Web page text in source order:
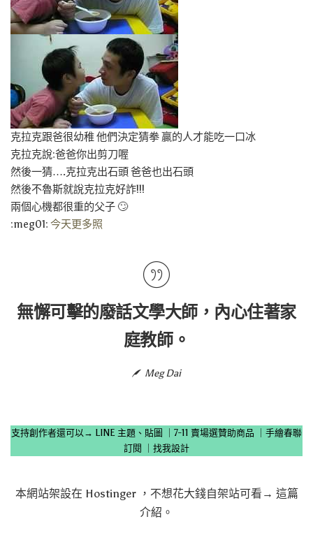
克拉克跟爸很幼稚 他們決定猜拳 贏的人才能吃一口冰
克拉克說:爸爸你出剪刀喔
然後一猜….克拉克出石頭 爸爸也出石頭
然後不魯斯就說克拉克好詐!!!
兩個心機都很重的父子 🙄
:meg01: 今天更多照
無懈可擊的廢話文學大師，內心住著家
庭教師。
Meg Dai
支持創作者還可以→ LINE 主題、貼圖 7-11 賣場選贊助商品
手繪春聯
訂閱
找我設計
本網站架設在 Hostinger，不想花大錢自架站可看→ 這篇
介紹 。